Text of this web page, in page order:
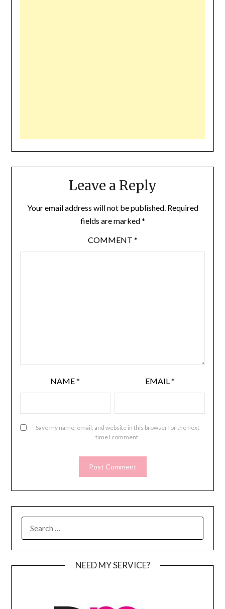
Leave a Reply
Your email address will not be published. Required
fields are marked*
COMMENT *
NAME* EMAIL*
Save my name, email, and website in this browser for the next
time I comment.
FOR:
NEED MY SERVICE?